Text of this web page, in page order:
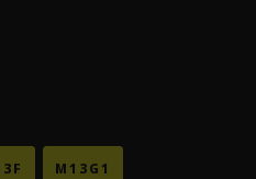
M13G1